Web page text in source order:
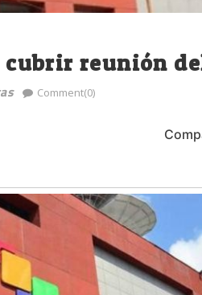
cubrir reunión
Comment(0)